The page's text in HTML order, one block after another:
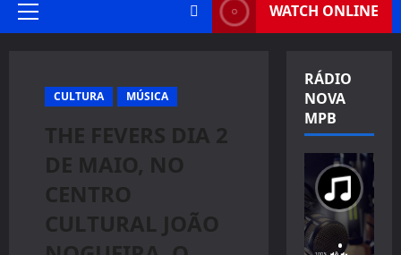
Primary
WATCH ONLINE
CULTURA MÚSICA
THE FEVERS DIA 2
DE MAIO, NO
CENTRO
CULTURAL JOÃO
RÁDIO
NOVA
MPB